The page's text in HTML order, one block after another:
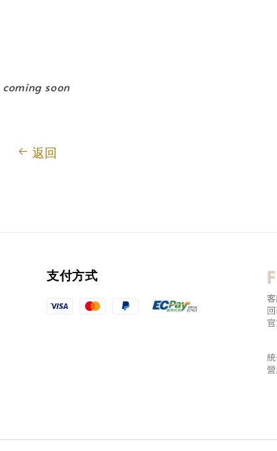
coming soon
返回
支付方式